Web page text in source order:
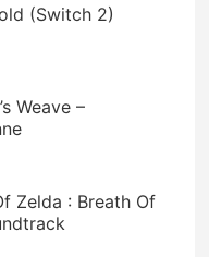
(Switch 2)
Weave –
Zelda : Breath Of